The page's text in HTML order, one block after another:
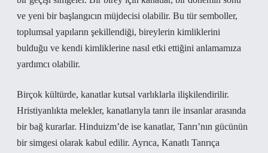
ve yeni bir başlangıcın müjdecisi olabilir. Bu tür semboller,
toplumsal yapıların şekillendiği, bireylerin kimliklerini
bulduğu ve kendi kimliklerine nasıl etki ettiğini anlamamıza
yardımcı olabilir.
Birçok kültürde, kanatlar kutsal varlıklarla ilişkilendirilir.
Hristiyanlıkta melekler, kanatlarıyla tanrı ile insanlar arasında
bir bağ kurarlar. Hinduizm’de ise kanatlar, Tanrı’nın gücünün
bir simgesi olarak kabul edilir. Ayrıca, Kanatlı Tanrıça